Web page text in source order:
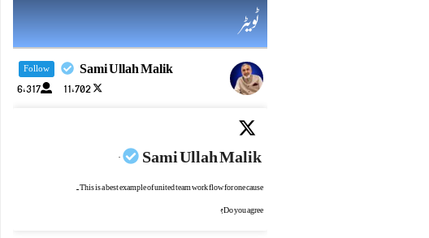
ٹویٹر
Sami Ullah Malik
Follow
11,702
6,317
Sami Ullah Malik
·
This is a best example of united team work flow for one cause.
Do you agree?